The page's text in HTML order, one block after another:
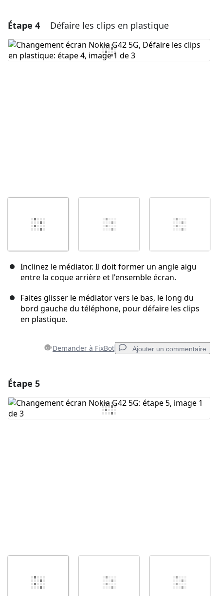
Ajouter un commentaire
Ajouter un commentaire
Étape 4 Défaire les clips en plastique
Inclinez le médiator. Il doit former un angle aigu
entre la coque arrière et l'ensemble écran.
Faites glisser le médiator vers le bas, le long du
bord gauche du téléphone, pour défaire les clips
en plastique.
Demander à FixBot Ajouter un commentaire
Ajouter un commentaire
Étape 5